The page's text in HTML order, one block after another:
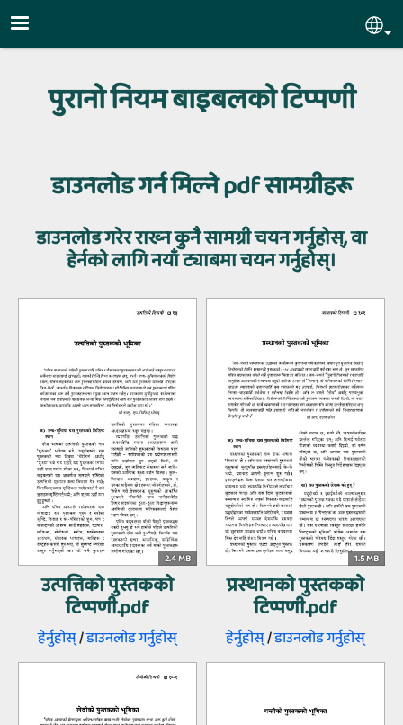
Skip to main content
पुरानो नियम बाइबलको टिप्‍पणी
डाउनलोड गर्न मिल्‍ने pdf सामग्रीहरू
डाउनलोड गरेर राख्‍न कुनै सामग्री चयन गर्नुहोस्, वा
हेर्नको लागि नयाँ ट्याबमा चयन गर्नुहोस्।
2.4 MB
उत्पत्तिको पुस्तकको
टिप्पणी.pdf
हेर्नुहोस्‌/डाउनलोड गर्नुहोस्‌
1.5 MB
प्रस्थानको पुस्तकको
टिप्पणी.pdf
हेर्नुहोस्‌/डाउनलोड गर्नुहोस्‌